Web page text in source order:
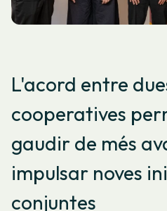
L'acord entre
cooperatives
gaudir de més
impulsar noves
conjuntes